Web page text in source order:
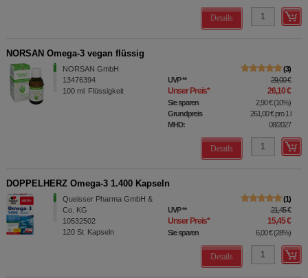
Details
NORSAN Omega-3 vegan flüssig
NORSAN GmbH
13476394
100 ml Flüssigkeit
3
UVP** 29,00 €
Unser Preis* 26,10 €
Sie sparen 2,90 €(10%)
Grundpreis
261,00 €pro 1 l
MHD:
08/2027
Details
DOPPELHERZ Omega-3 1.400 Kapseln
Queisser Pharma GmbH &
Co. KG
10532502
120 St Kapseln
1
UVP** 21,45 €
Unser Preis* 15,45 €
Sie sparen 6,00 €(28%)
Details